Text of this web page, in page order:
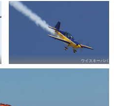
ウイスキーパパ